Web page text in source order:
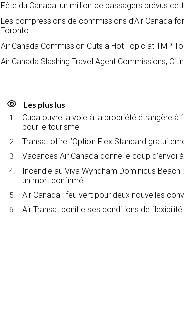
Fête du Canada: un million de passagers prévus
Les compressions de commissions d’Air Canada
Toronto
Air Canada Commission Cuts a Hot Topic at TMP
Air Canada Slashing Travel Agent Commissions,
Les plus lus
Cuba ouvre la voie à la propriété étrangère à
pour le tourisme
Transat offre l’Option Flex Standard
Vacances Air Canada donne le coup d’envoi
Incendie au Viva Wyndham Dominicus
un mort confirmé
Air Canada : feu vert pour deux nouvelles
Air Transat bonifie ses conditions de